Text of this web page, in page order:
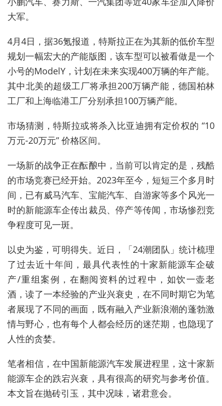
大军。
4月4日，据36氪报道，特斯拉正在为其新的低价车型
规划一幅宏大的产能版图，该车型可以被看做是一个
小号的ModelY，计划在未来实现400万辆的年产能。
其中北美的超级工厂将承担200万辆产能，德国柏林
工厂和上海临港工厂分别承担100万辆产能。
市场猜测，特斯拉或将杀入比亚迪拥有定价权的 “10
万元-20万元” 价格区间。
一场新的战争正在酝酿中，当前可以肯定的是，残酷
的市场竞赛已经开始。2023年至今，短短三个多月时
间，已有威马汽车、宝能汽车、自游家等多个风光一
时的新能源车企传出裁员、停产等传闻，市场惨烈竞
争程度可见一斑。
以史为鉴，可明得失。近日，「24潮团队」统计梳理
了过去近十年间，最具代表性的十家新能源车企破
产/重组案例，在翻阅资料的过程中，如饮一壶老
酒，读了一本经验的产业兴衰史，在不同时期它为笔
者展现了不同的画面，既有融入产业新浪潮的蓬勃激
情与野心，也有每个人都会经历的迷茫期，也隐现了
人性的贪婪。
笔者相信，在中国新能源汽车发展进程里，这十家新
能源车企的跌宕兴衰，具有很高的研究与参考价值。
本文旨在抛砖引玉，其中况味，诸君意会。